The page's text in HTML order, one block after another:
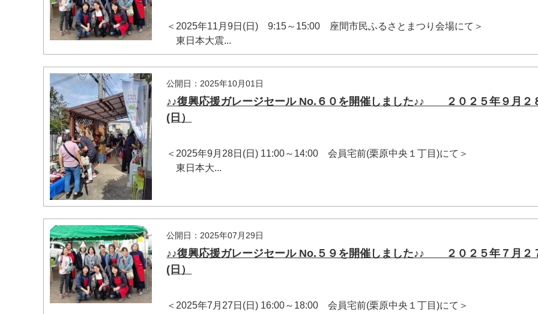
＜2025年11月9日(日) 9:15～15:00 座間市民ふるさとまつり会場にて＞
東日本大震...
公開日：2025年10月01日
♪♪復興応援ガレージセール No.６０を開催しました♪♪ ２０２５年９月２
(日）
＜2025年9月28日(日) 11:00～14:00 会員宅前(栗原中央１丁目)にて＞
東日本大...
公開日：2025年07月29日
♪♪復興応援ガレージセール No.５９を開催しました♪♪ ２０２５年７月２
(日）
＜2025年7月27日(日) 16:00～18:00 会員宅前(栗原中央１丁目)にて＞